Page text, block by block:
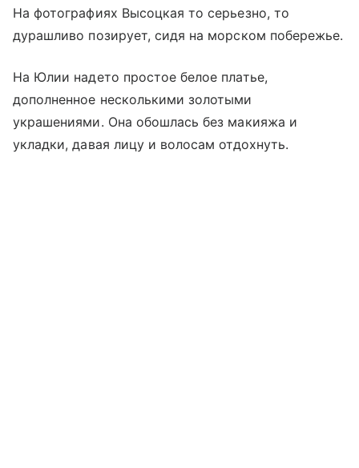
На фотографиях Высоцкая то серьезно, то
дурашливо позирует, сидя на морском побережье.
На Юлии надето простое белое платье,
дополненное несколькими золотыми
украшениями. Она обошлась без макияжа и
укладки, давая лицу и волосам отдохнуть.